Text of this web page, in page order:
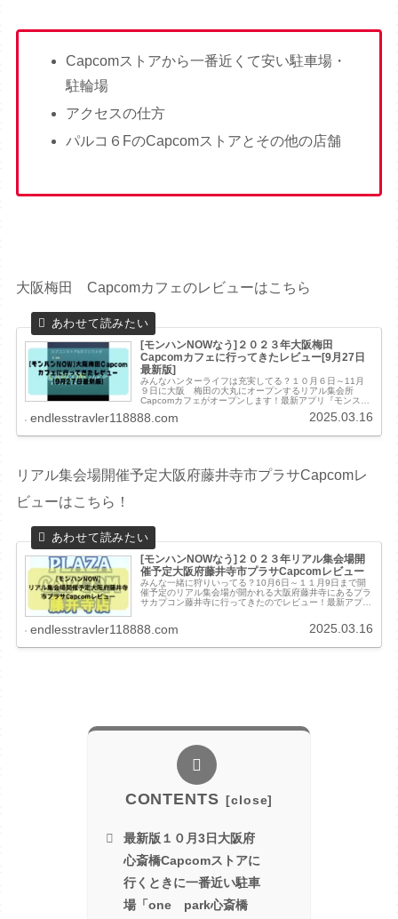
Capcomストアから一番近くて安い駐車場・
駐輪場
アクセスの仕方
パルコ６FのCapcomストアとその他の店舗
大阪梅田 Capcomカフェのレビューはこちら
[モンハンNOWなう]２０２３年大阪梅田
Capcomカフェに行ってきたレビュー[9月27日
最新版]
みんなハンターライフは充実してる？１０月６日～11月
９日に大阪 梅田の大丸にオープンするリアル集会所
Capcomカフェがオープンします！最新アプリ『モンスタ
ラボを開催！ カプコンのお店で...
endlesstravler118888.com 2025.03.16
リアル集会場開催予定大阪府藤井寺市プラサCapcomレ
ビューはこちら！
[モンハンNOWなう]２０２３年リアル集会場開
催予定大阪府藤井寺市プラサCapcomレビュー
みんな一緒に狩りいってる？10月6日～１１月9日まで開
催予定のリアル集会場が開かれる大阪府藤井寺にあるプラ
サカプコン藤井寺に行ってきたのでレビュー！最新アプリ
endlesstravler118888.com 2025.03.16
CONTENTS
最新版１０月3日大阪府
心斎橋Capcomストアに
行くときに一番近い駐車
場「one park心斎橋